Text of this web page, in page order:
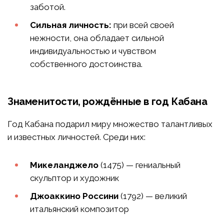
заботой.
Сильная личность: при всей своей
нежности, она обладает сильной
индивидуальностью и чувством
собственного достоинства.
Знаменитости, рождённые в год Кабана
Год Кабана подарил миру множество талантливых
и известных личностей. Среди них:
Микеланджело (1475) — гениальный
скульптор и художник
Джоаккино Россини (1792) — великий
итальянский композитор